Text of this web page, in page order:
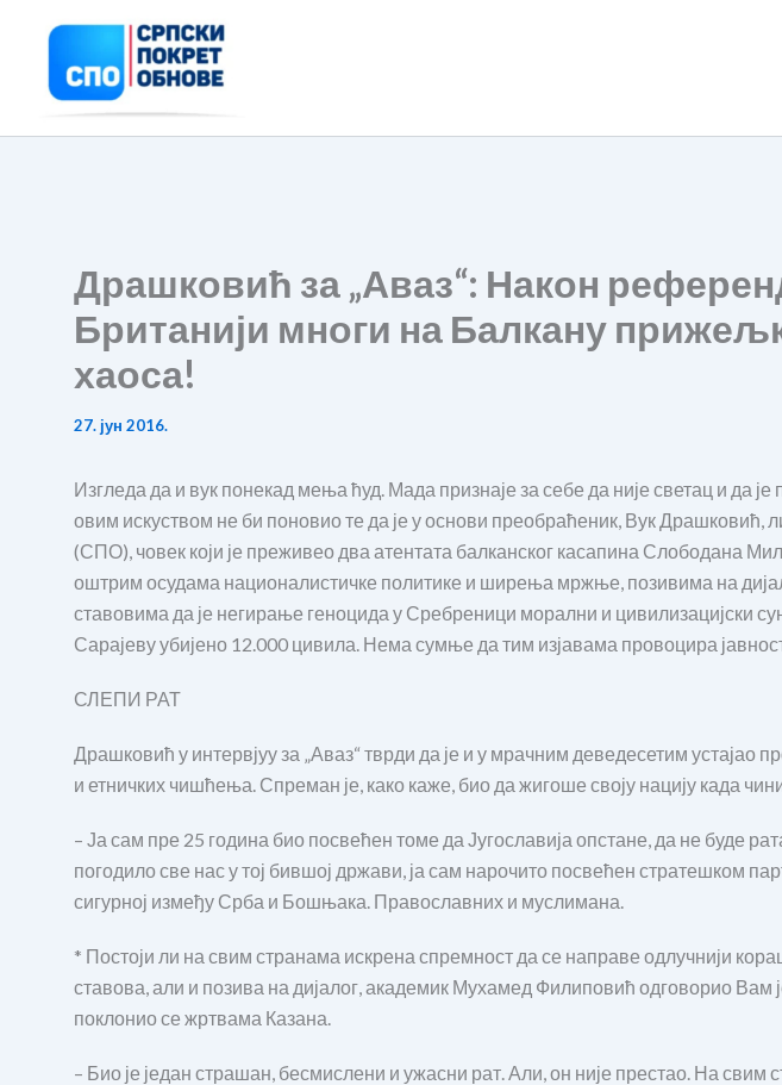
садржај
Драшковић за „Аваз“: Након
Британији многи на Балкану
хаоса!
27. јун 2016.
Изгледа да и вук понекад мења ћуд. Мада признаје за себе да није светац и да је
овим искуством не би поновио те да је у основи преобраћеник, Вук Драшковић,
(СПО), човек који је преживео два атентата балканског касапина Слободана
оштрим осудама националистичке политике и ширења мржње, позивима на
ставовима да је негирање геноцида у Сребреници морални и цивилизацијски
Сарајеву убијено 12.000 цивила. Нема сумње да тим изјавама провоцира
СЛЕПИ РАТ
Драшковић у интервјуу за „Аваз“ тврди да је и у мрачним деведесетим устајао
и етничких чишћења. Спреман је, како каже, био да жигоше своју нацију када
– Ја сам пре 25 година био посвећен томе да Југославија опстане, да не буде
погодило све нас у тој бившој држави, ја сам нарочито посвећен стратешком
сигурној између Срба и Бошњака. Православних и муслимана.
* Постоји ли на свим странама искрена спремност да се направе одлучнији
ставова, али и позива на дијалог, академик Мухамед Филиповић одговорио Вам
поклонио се жртвама Казана.
– Био је један страшан, бесмислени и ужасни рат. Али, он није престао. На свим